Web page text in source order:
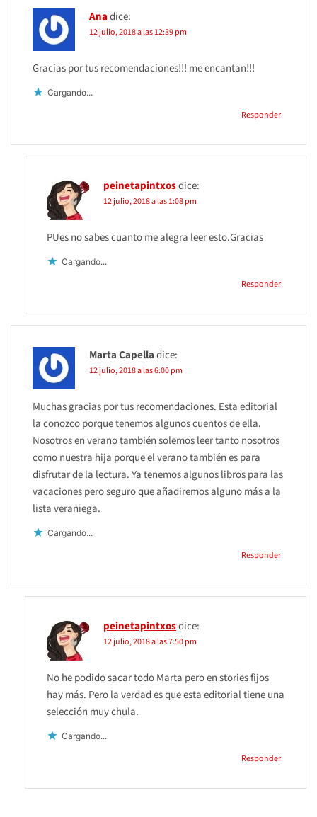
Anadice:
12 julio, 2018 a las 12:39 pm
Gracias por tus recomendaciones!!! me encantan!!!
Cargando...
Responder
peinetapintxosdice:
12 julio, 2018 a las 1:08 pm
PUes no sabes cuanto me alegra leer esto.Gracias
Cargando...
Responder
Marta Capelladice:
12 julio, 2018 a las 6:00 pm
Muchas gracias por tus recomendaciones. Esta editorial
la conozco porque tenemos algunos cuentos de ella.
Nosotros en verano también solemos leer tanto nosotros
como nuestra hija porque el verano también es para
disfrutar de la lectura. Ya tenemos algunos libros para las
vacaciones pero seguro que añadiremos alguno más a la
lista veraniega.
Cargando...
Responder
peinetapintxosdice:
12 julio, 2018 a las 7:50 pm
No he podido sacar todo Marta pero en stories fijos
hay más. Pero la verdad es que esta editorial tiene una
selección muy chula.
Cargando...
Responder